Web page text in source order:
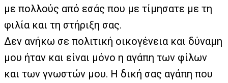
με πολλούς από εσάς που με τίμησατε με τη
φιλία και τη στήριξη σας.
Δεν ανήκω σε πολιτική οικογένεια και δύναμη
μου ήταν και είναι μόνο η αγάπη των φίλων
και των γνωστών μου. Η δική σας αγάπη που